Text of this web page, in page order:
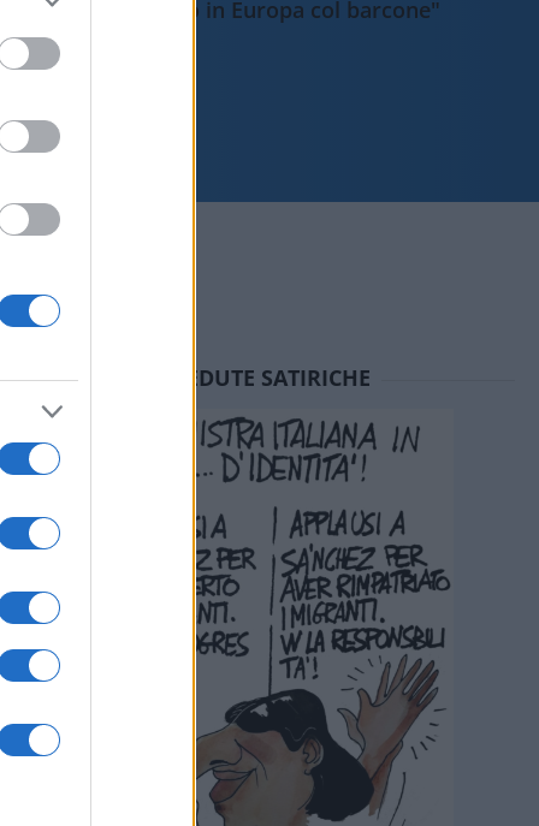
sbarcano in Europa col barcone"
SEDUTE SATIRICHE